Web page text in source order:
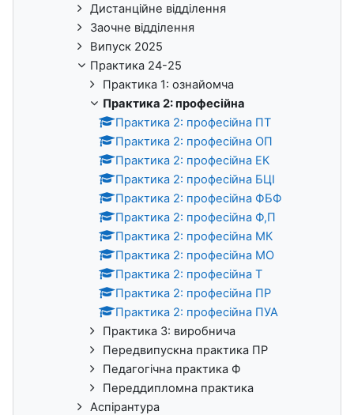
Дистанційне відділення
Заочне відділення
Випуск 2025
Практика 24-25
Практика 1: ознайомча
Практика 2: професійна
Практика 2: професійна ПТ
Практика 2: професійна ОП
Практика 2: професійна ЕК
Практика 2: професійна БЦІ
Практика 2: професійна ФБФ
Практика 2: професійна Ф,П
Практика 2: професійна МК
Практика 2: професійна МО
Практика 2: професійна Т
Практика 2: професійна ПР
Практика 2: професійна ПУА
Практика 3: виробнича
Передвипускна практика ПР
Педагогічна практика Ф
Переддипломна практика
Аспірантура